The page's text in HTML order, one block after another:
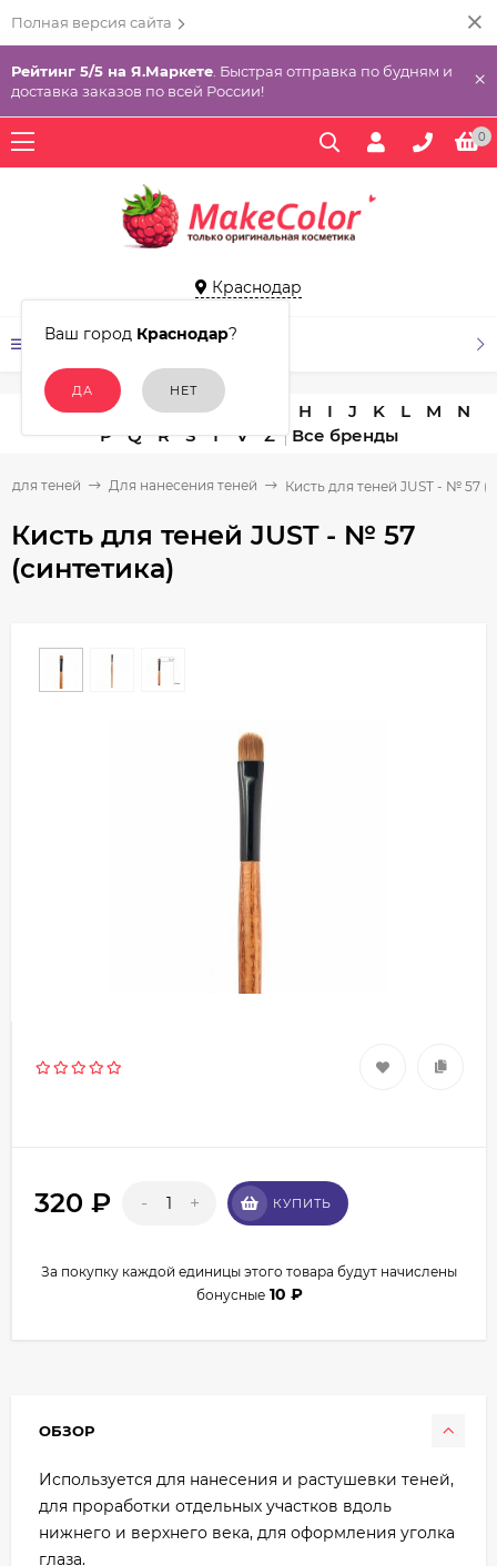
Полная версия сайта
Рейтинг 5/5 на Я.Маркете . Быстрая отправка по будням и
доставка заказов по всей России!
×
0
Краснодар
Ваш город Краснодар?
КАТАЛОГ ТОВАРОВ
A C D E H I J K L M
N
P
Q R S T V Z
для теней Для нанесения теней Кисть для теней JUST - № 57
Кисть для теней JUST - № 57
(синтетика)
320 ₽ - + КУПИТЬ
За покупку каждой единицы этого товара будут начислены
бонусные 10 ₽
ОБЗОР
Используется для нанесения и растушевки теней,
для проработки отдельных участков вдоль
нижнего и верхнего века, для оформления уголка
глаза.